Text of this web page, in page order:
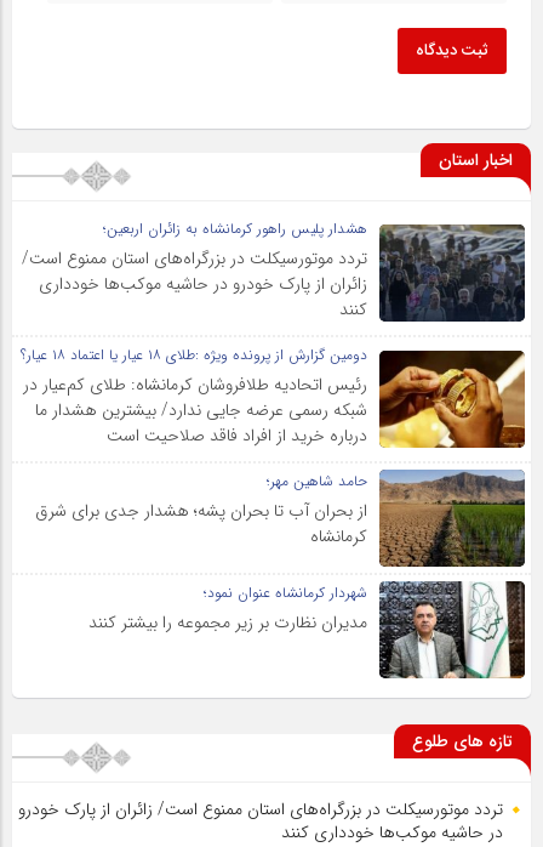
ثبت دیدگاه
اخبار استان
هشدار پلیس راهور کرمانشاه به زائران اربعین؛
تردد موتورسیکلت در بزرگراه‌های استان ممنوع است/
زائران از پارک خودرو در حاشیه موکب‌ها خودداری
کنند
دومین گزارش از پرونده ویژه :طلای ۱۸ عیار یا اعتماد ۱۸ عیار؟
رئیس اتحادیه طلافروشان کرمانشاه: طلای کم‌عیار در
شبکه رسمی عرضه جایی ندارد/ بیشترین هشدار ما
درباره خرید از افراد فاقد صلاحیت است
حامد شاهین مهر؛
از بحران آب تا بحران پشه؛ هشدار جدی برای شرق
کرمانشاه
شهردار کرمانشاه عنوان نمود؛
مدیران نظارت بر زیر مجموعه را بیشتر کنند
تازه های طلوع
تردد موتورسیکلت در بزرگراه‌های استان ممنوع است/ زائران از پارک خودرو
در حاشیه موکب‌ها خودداری کنند